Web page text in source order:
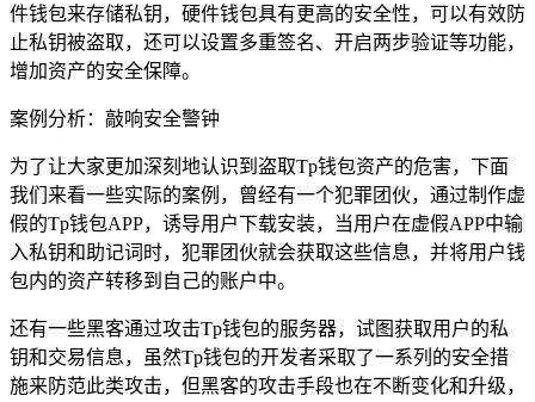
件钱包来存储私钥，硬件钱包具有更高的安全性，可以有效防
止私钥被盗取，还可以设置多重签名、开启两步验证等功能，
增加资产的安全保障。
案例分析：敲响安全警钟
为了让大家更加深刻地认识到盗取Tp钱包资产的危害，下面
我们来看一些实际的案例，曾经有一个犯罪团伙，通过制作虚
假的Tp钱包APP，诱导用户下载安装，当用户在虚假APP中输
入私钥和助记词时，犯罪团伙就会获取这些信息，并将用户钱
包内的资产转移到自己的账户中。
还有一些黑客通过攻击Tp钱包的服务器，试图获取用户的私
钥和交易信息，虽然Tp钱包的开发者采取了一系列的安全措
施来防范此类攻击，但黑客的攻击手段也在不断变化和升级，